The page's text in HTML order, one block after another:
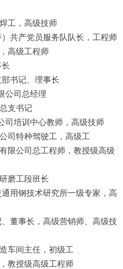
工，高级技师
共产党员服务队队长，工程师
高级工程师
书记、理事长
公司总经理
支书记
司培训中心教师，高级技师
司特种驾驶工，高级工
限公司总工程师，教授级高级
磨工段班长
用钢技术研究所一级专家，高
董事长，高级营销师、高级技
车间主任，初级工
教授级高级工程师